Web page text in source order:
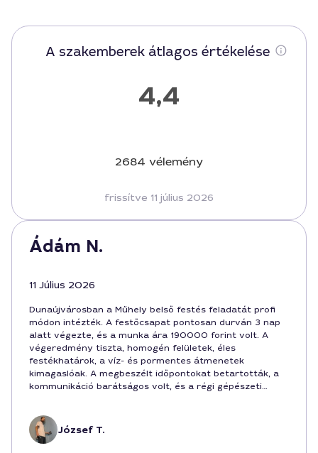
A szakemberek átlagos értékelése
4,4
2684 vélemény
frissítve 11 július 2026
Ádám N.
11 Július 2026
Dunaújvárosban a Műhely belső festés feladatát profi
módon intézték. A festőcsapat pontosan durván 3 nap
alatt végezte, és a munka ára 190000 forint volt. A
végeredmény tiszta, homogén felületek, éles
festékhatárok, a víz- és pormentes átmenetek
kimagaslóak. A megbeszélt időpontokat betartották, a
kommunikáció barátságos volt, és a régi gépészeti
keres.József T.